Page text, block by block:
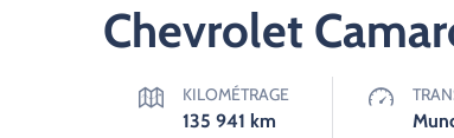
Chevrolet
KILOMÉTRAGE
135 941 km